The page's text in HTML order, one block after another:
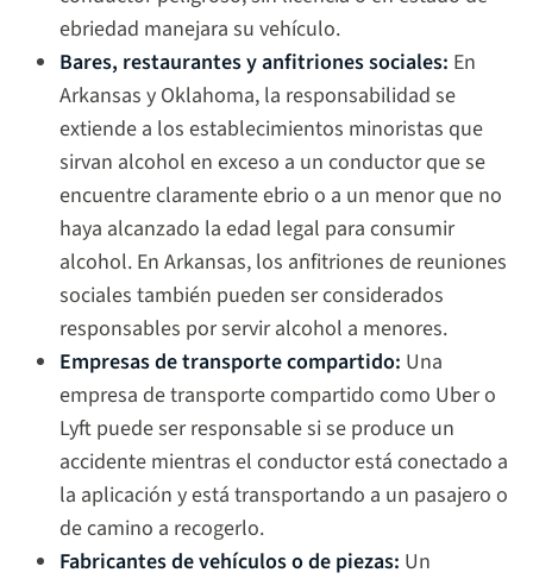
ebriedad manejara su vehículo.
Bares, restaurantes y anfitriones sociales: En
Arkansas y Oklahoma, la responsabilidad se
extiende a los establecimientos minoristas que
sirvan alcohol en exceso a un conductor que se
encuentre claramente ebrio o a un menor que no
haya alcanzado la edad legal para consumir
alcohol. En Arkansas, los anfitriones de reuniones
sociales también pueden ser considerados
responsables por servir alcohol a menores.
Empresas de transporte compartido: Una
empresa de transporte compartido como Uber o
Lyft puede ser responsable si se produce un
accidente mientras el conductor está conectado a
la aplicación y está transportando a un pasajero o
de camino a recogerlo.
Fabricantes de vehículos o de piezas: Un